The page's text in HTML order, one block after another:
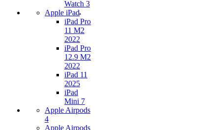
Watch 3
Apple iPad
iPad Pro
11 M2
2022
iPad Pro
12.9 M2
2022
iPad 11
2025
iPad
Mini 7
Apple Airpods
4
Apple Airpods